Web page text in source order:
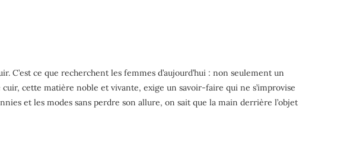
ce que recherchent les femmes d’aujourd’hui : non seulement un
cuir, cette matière noble et vivante, exige un savoir-faire qui ne s’improvise
et les modes sans perdre son allure, on sait que la main derrière l’objet